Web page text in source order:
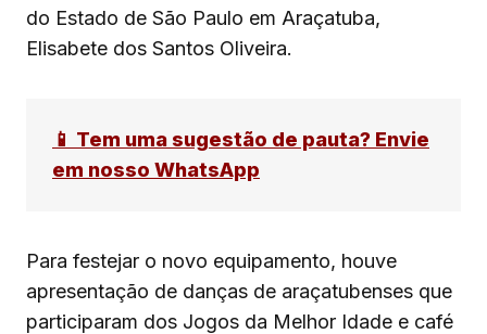
do Estado de São Paulo em Araçatuba,
Elisabete dos Santos Oliveira.
📱 Tem uma sugestão de pauta? Envie
em nosso WhatsApp
Para festejar o novo equipamento, houve
apresentação de danças de araçatubenses que
participaram dos Jogos da Melhor Idade e café